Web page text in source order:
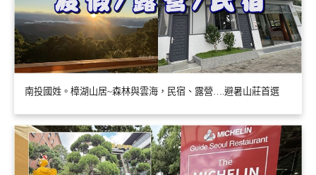
南投國姓。樟湖山居~森林與雲海，民宿、露營….避暑山莊首選